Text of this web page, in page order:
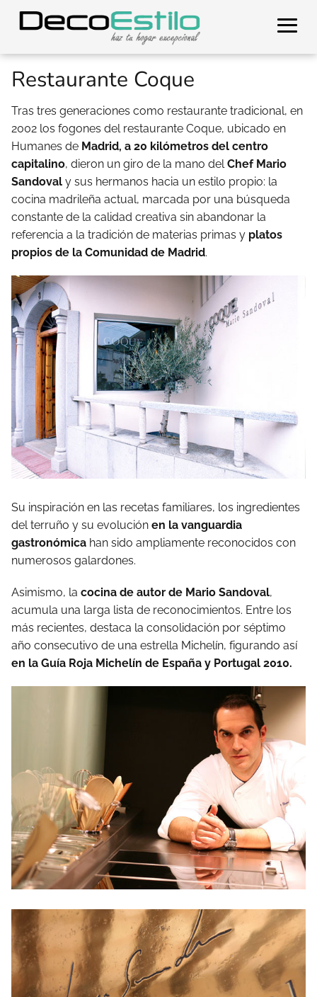
Restaurante Coque
Tras tres generaciones como restaurante tradicional, en
2002 los fogones del restaurante Coque, ubicado en
Humanes de Madrid, a 20 kilómetros del centro
capitalino, dieron un giro de la mano delChef Mario
Sandoval y sus hermanos hacia un estilo propio: la
cocina madrileña actual, marcada por una búsqueda
constante de la calidad creativa sin abandonar la
referencia a la tradición de materias primas y platos
propios de la Comunidad de Madrid.
Su inspiración en las recetas familiares, los ingredientes
del terruño y su evolución en la vanguardia
gastronómica han sido ampliamente reconocidos con
numerosos galardones.
Asimismo, la cocina de autor de Mario Sandoval,
acumula una larga lista de reconocimientos. Entre los
más recientes, destaca la consolidación por séptimo
año consecutivo de una estrella Michelín, figurando así
en la Guía Roja Michelín de España y Portugal 2010.